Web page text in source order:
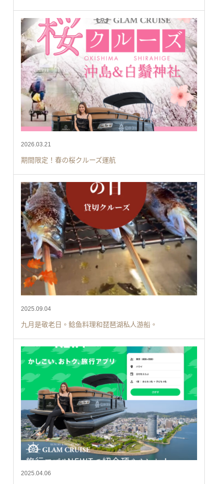
2026.03.21
期間限定！春の桜クルーズ運航
2025.09.04
九月是敬老日。鲶鱼料理和琵琶湖私人游船。
2025.04.06